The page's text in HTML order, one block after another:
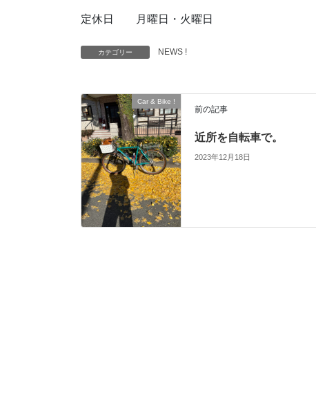
定休日 月曜日・火曜日
カテゴリー NEWS !
Car & Bike !
前の記事
近所を自転車で。
2023年12月18日